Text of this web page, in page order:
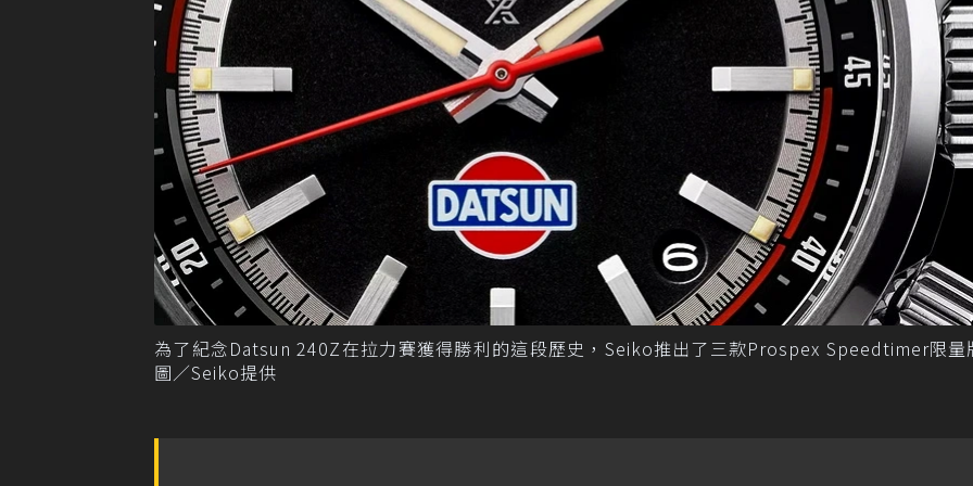
為了紀念Datsun 240Z在拉力賽獲得勝利的這段歷史，Seiko推出了三款Prospex Speedtimer限量
圖／Seiko提供